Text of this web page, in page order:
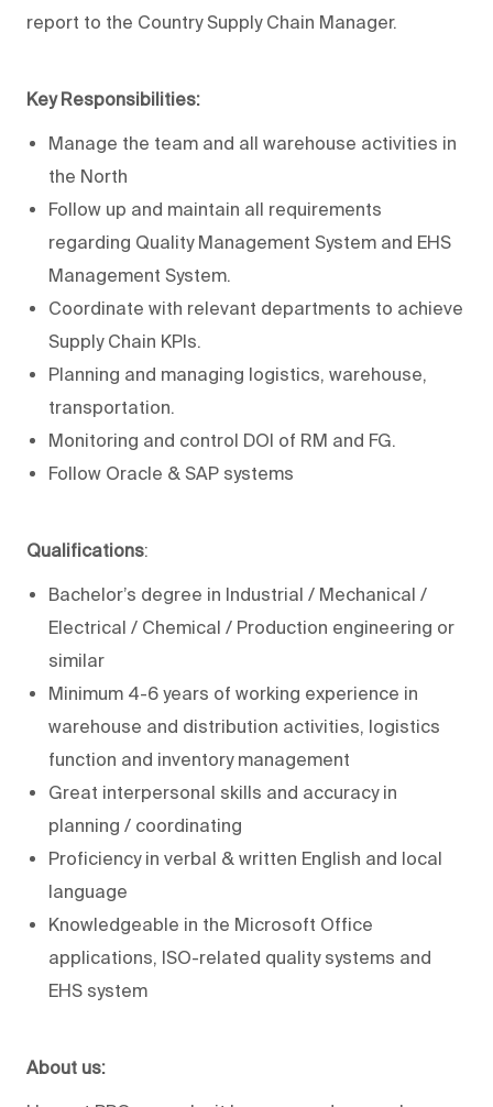
report to the Country Supply Chain Manager.
Key Responsibilities:
Manage the team and all warehouse activities in
the North
Follow up and maintain all requirements
regarding Quality Management System and EHS
Management System.
Coordinate with relevant departments to achieve
Supply Chain KPIs.
Planning and managing logistics, warehouse,
transportation.
Monitoring and control DOI of RM and FG.
Follow Oracle & SAP systems
Qualifications:
Bachelor’s degree in Industrial / Mechanical /
Electrical / Chemical / Production engineering or
similar
Minimum 4-6 years of working experience in
warehouse and distribution activities, logistics
function and inventory management
Great interpersonal skills and accuracy in
planning / coordinating
Proficiency in verbal & written English and local
language
Knowledgeable in the Microsoft Office
applications, ISO-related quality systems and
EHS system
About us: